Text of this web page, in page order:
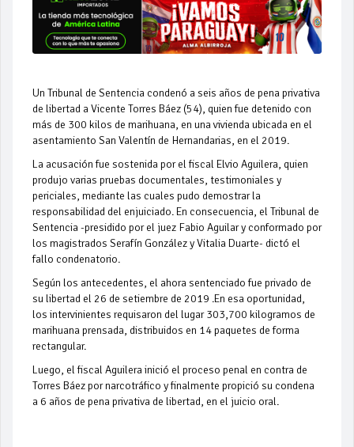
Un Tribunal de Sentencia condenó a seis años de pena privativa
de libertad a Vicente Torres Báez (54), quien fue detenido con
más de 300 kilos de marihuana, en una vivienda ubicada en el
asentamiento San Valentín de Hernandarias, en el 2019.
La acusación fue sostenida por el fiscal Elvio Aguilera, quien
produjo varias pruebas documentales, testimoniales y
periciales, mediante las cuales pudo demostrar la
responsabilidad del enjuiciado. En consecuencia, el Tribunal de
Sentencia -presidido por el juez Fabio Aguilar y conformado por
los magistrados Serafín González y Vitalia Duarte- dictó el
fallo condenatorio.
Según los antecedentes, el ahora sentenciado fue privado de
su libertad el 26 de setiembre de 2019 .En esa oportunidad,
los intervinientes requisaron del lugar 303,700 kilogramos de
marihuana prensada, distribuidos en 14 paquetes de forma
rectangular.
Luego, el fiscal Aguilera inició el proceso penal en contra de
Torres Báez por narcotráfico y finalmente propició su condena
a 6 años de pena privativa de libertad, en el juicio oral.